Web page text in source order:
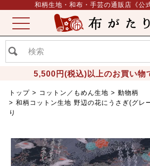
和柄生地・和布・手芸の通販店《公
5,500円(税込)以上のお買い物
ME
NU
トップ コットン／もめん生地
動物柄
和柄コットン生地 野辺の花にうさぎ(グレ
り